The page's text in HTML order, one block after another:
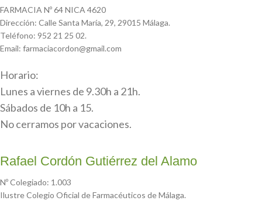
FARMACIA Nº 64 NICA 4620
Dirección: Calle Santa María, 29, 29015 Málaga.
Teléfono: 952 21 25 02.
Email: farmaciacordon@gmail.com
Horario:
Lunes a viernes de 9.30h a 21h.
Sábados de 10h a 15.
No cerramos por vacaciones.
Rafael Cordón Gutiérrez del Alamo
Nº Colegiado: 1.003
Ilustre Colegio Oficial de Farmacéuticos de Málaga.